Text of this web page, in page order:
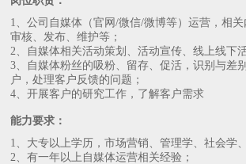
1、公司自媒体（官网/微信/微博等）运营，相关
审核、发布、维护等；
2、自媒体相关活动策划、活动宣传、线上线下
3、自媒体粉丝的吸粉、留存、促活，识别与差
户，处理客户反馈的问题；
4、开展客户的研究工作，了解客户需求
能力要求：
1、大专以上学历，市场营销、管理学、社会学
2、有一年以上自媒体运营相关经验；